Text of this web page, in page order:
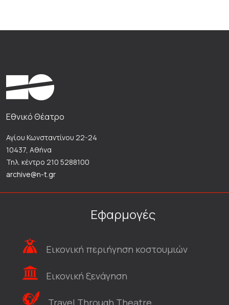
Εθνικό Θέατρο
Αγίου Κωνσταντίνου 22-24
10437, Αθήνα
Τηλ. κέντρο 210 5288100
archive@n-t.gr
Εφαρμογές
Εικονική περιήγηση κοστουμιών
Εικονική ξενάγηση
Travel Through Theatre